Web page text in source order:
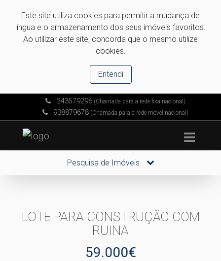
Este site utiliza cookies para permitir a mudança de
língua e o armazenamento dos seus imóveis favoritos.
Ao utilizar este site, concorda que o mesmo utilize
cookies.
Entendi
243579296(Chamada para a rede fixa nacional)
938879678 (Chamada para a rede móvel nacional)
Pesquisa de Imóveis
LOTE PARA CONSTRUÇÃO COM
RUINA
59.000€